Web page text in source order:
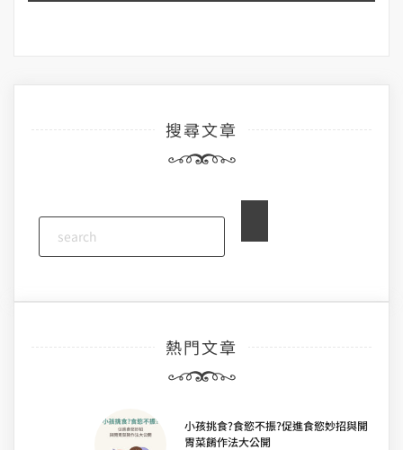
搜尋文章
熱門文章
小孩挑食?食慾不振?促進食慾妙招與開
胃菜餚作法大公開